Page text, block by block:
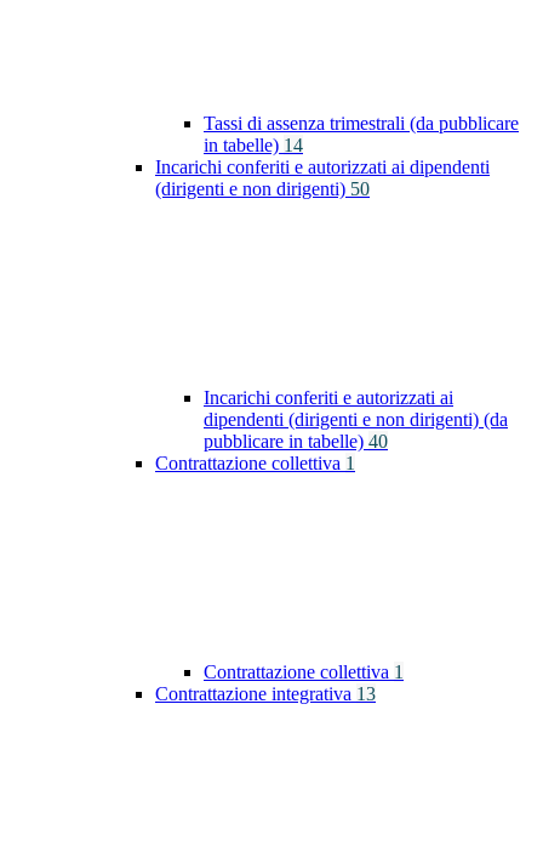
Tassi di assenza trimestrali (da pubblicare
in tabelle) 14
Incarichi conferiti e autorizzati ai dipendenti
(dirigenti e non dirigenti) 50
Incarichi conferiti e autorizzati ai
dipendenti (dirigenti e non dirigenti) (da
pubblicare in tabelle) 40
Contrattazione collettiva 1
Contrattazione collettiva 1
Contrattazione integrativa 13